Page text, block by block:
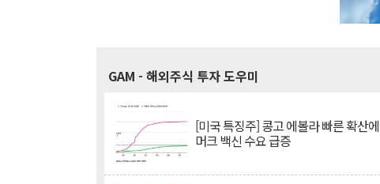
GAM - 해외주식 투자 도우미
[미국 특징주] 콩고 에볼라 빠른 확산에
머크 백신 수요 급증